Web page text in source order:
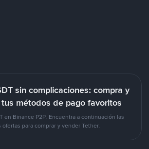
sin complicaciones: compra y
métodos de pago favoritos
en Binance P2P. Encuentra a continuación las
ofertas para comprar y vender Tether.